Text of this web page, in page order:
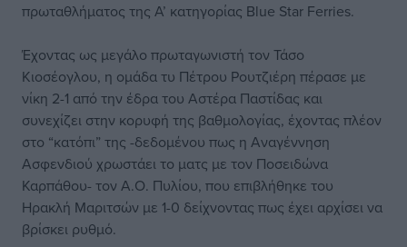
πρωταθλήματος της Α’ κατηγορίας Blue Star Ferries.
Έχοντας ως μεγάλο πρωταγωνιστή τον Τάσο
Κιοσέογλου, η ομάδα τυ Πέτρου Ρουτζιέρη πέρασε με
νίκη 2-1 από την έδρα του Αστέρα Παστίδας και
συνεχίζει στην κορυφή της βαθμολογίας, έχοντας πλέον
στο “κατόπι” της -δεδομένου πως η Αναγέννηση
Ασφενδιού χρωστάει το ματς με τον Ποσειδώνα
Καρπάθου- τον Α.Ο. Πυλίου, που επιβλήθηκε του
Ηρακλή Μαριτσών με 1-0 δείχνοντας πως έχει αρχίσει να
βρίσκει ρυθμό.